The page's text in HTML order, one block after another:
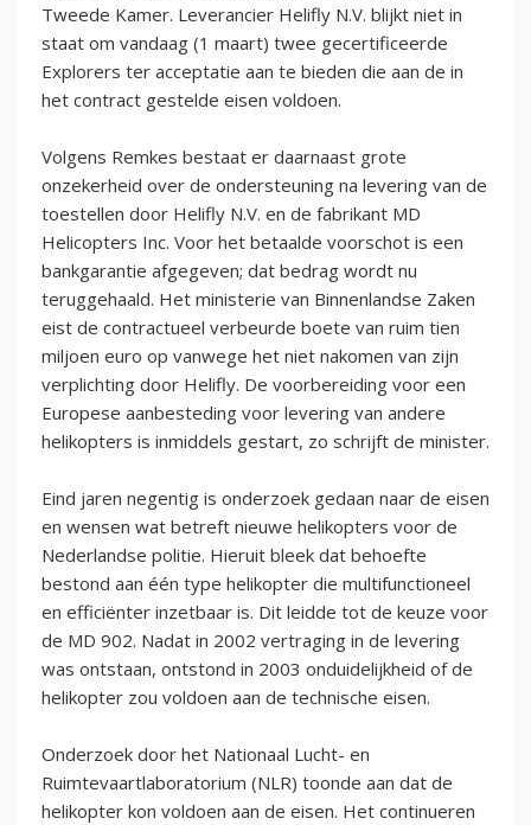
Tweede Kamer. Leverancier Helifly N.V. blijkt niet in
staat om vandaag (1 maart) twee gecertificeerde
Explorers ter acceptatie aan te bieden die aan de in
het contract gestelde eisen voldoen.
Volgens Remkes bestaat er daarnaast grote
onzekerheid over de ondersteuning na levering van de
toestellen door Helifly N.V. en de fabrikant MD
Helicopters Inc. Voor het betaalde voorschot is een
bankgarantie afgegeven; dat bedrag wordt nu
teruggehaald. Het ministerie van Binnenlandse Zaken
eist de contractueel verbeurde boete van ruim tien
miljoen euro op vanwege het niet nakomen van zijn
verplichting door Helifly. De voorbereiding voor een
Europese aanbesteding voor levering van andere
helikopters is inmiddels gestart, zo schrijft de minister.
Eind jaren negentig is onderzoek gedaan naar de eisen
en wensen wat betreft nieuwe helikopters voor de
Nederlandse politie. Hieruit bleek dat behoefte
bestond aan één type helikopter die multifunctioneel
en efficiënter inzetbaar is. Dit leidde tot de keuze voor
de MD 902. Nadat in 2002 vertraging in de levering
was ontstaan, ontstond in 2003 onduidelijkheid of de
helikopter zou voldoen aan de technische eisen.
Onderzoek door het Nationaal Lucht- en
Ruimtevaartlaboratorium (NLR) toonde aan dat de
helikopter kon voldoen aan de eisen. Het continueren